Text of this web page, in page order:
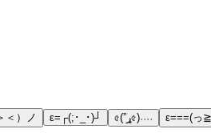
＜）ノ ε=┌(;･_･)┘ ৫(”ړ৫)˒˒˒˒ ε===(っ